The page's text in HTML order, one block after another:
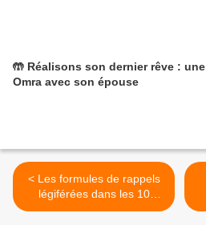
🤲 Réalisons son dernier rêve : une
Omra avec son épouse
< Les formules de rappels
légiférées dans les 10
premiers jours de dhûl-hijja